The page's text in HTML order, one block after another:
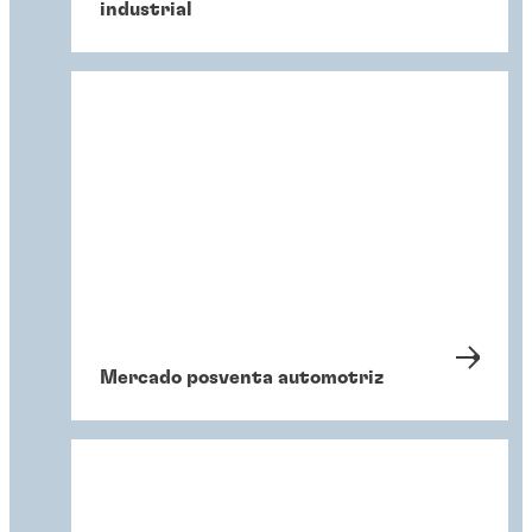
industrial
Mercado posventa automotriz